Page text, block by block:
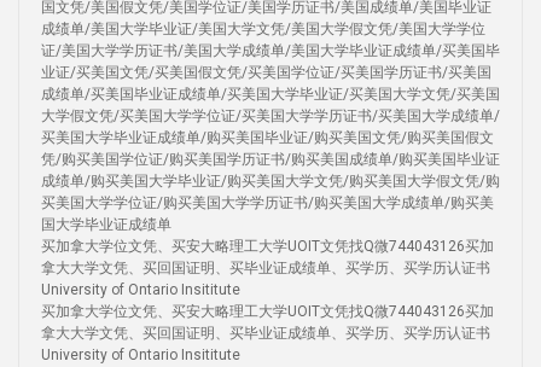
国文凭/美国假文凭/美国学位证/美国学历证书/美国成绩单/美国毕业证
成绩单/美国大学毕业证/美国大学文凭/美国大学假文凭/美国大学学位
证/美国大学学历证书/美国大学成绩单/美国大学毕业证成绩单/买美国毕
业证/买美国文凭/买美国假文凭/买美国学位证/买美国学历证书/买美国
成绩单/买美国毕业证成绩单/买美国大学毕业证/买美国大学文凭/买美国
大学假文凭/买美国大学学位证/买美国大学学历证书/买美国大学成绩单/
买美国大学毕业证成绩单/购买美国毕业证/购买美国文凭/购买美国假文
凭/购买美国学位证/购买美国学历证书/购买美国成绩单/购买美国毕业证
成绩单/购买美国大学毕业证/购买美国大学文凭/购买美国大学假文凭/购
买美国大学学位证/购买美国大学学历证书/购买美国大学成绩单/购买美
国大学毕业证成绩单
买加拿大学位文凭、买安大略理工大学UOIT文凭找Q微744043126买加
拿大大学文凭、买回国证明、买毕业证成绩单、买学历、买学历认证书
University of Ontario Insititute
买加拿大学位文凭、买安大略理工大学UOIT文凭找Q微744043126买加
拿大大学文凭、买回国证明、买毕业证成绩单、买学历、买学历认证书
University of Ontario Insititute